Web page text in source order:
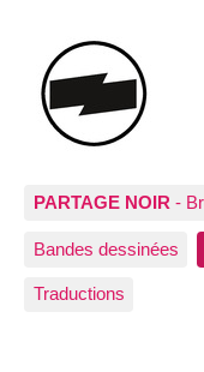
PARTAGE NOIR -
Bandes dessinées
Traductions